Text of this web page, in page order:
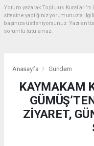
Yorum yazarak Topluluk
sitesine yaptığınız yorumunuzla
başınıza üstleniyorsunuz.
sorumlu tutulamaz.
Anasayfa Gündem
KAYMAKAM
ZİYARET,